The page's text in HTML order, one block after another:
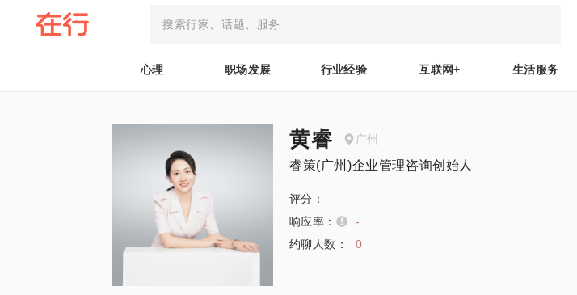
心理 职场发展 行业经验 互联网+ 生活服务
黄睿 广州
睿策(广州)企业管理咨询创始人
评分：
-
响应率：
-
约聊人数：
0